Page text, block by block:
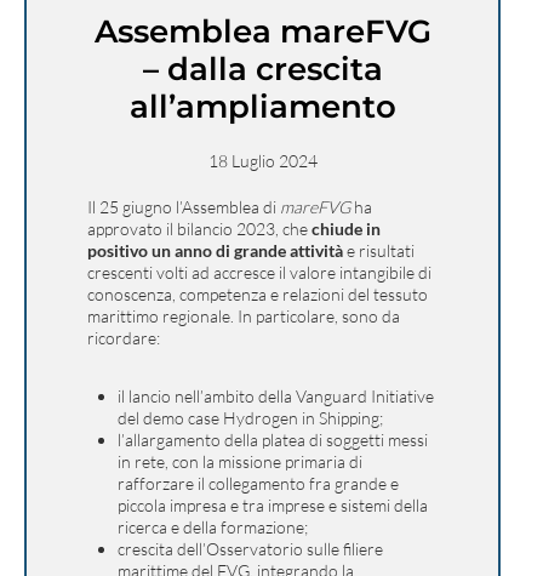
Assemblea mareFVG
– dalla crescita
all’ampliamento
18 Luglio 2024
Il 25 giugno l’Assemblea di mareFVGha
approvato il bilancio 2023, chechiude in
positivo un anno di grande attivitàe risultati
crescenti volti ad accresce il valore intangibile di
conoscenza, competenza e relazioni del tessuto
marittimo regionale. In particolare, sono da
ricordare:
il lancio nell’ambito della Vanguard Initiative
del demo case Hydrogen in Shipping;
l’allargamento della platea di soggetti messi
in rete, con la missione primaria di
rafforzare il collegamento fra grande e
piccola impresa e tra imprese e sistemi della
ricerca e della formazione;
crescita dell’Osservatorio sulle filiere
marittime del FVG, integrando la